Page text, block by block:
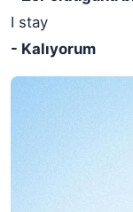
I stay
- Kalıyorum